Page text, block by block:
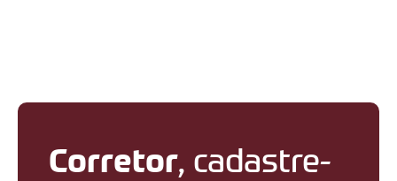
Corretor, cadastre-